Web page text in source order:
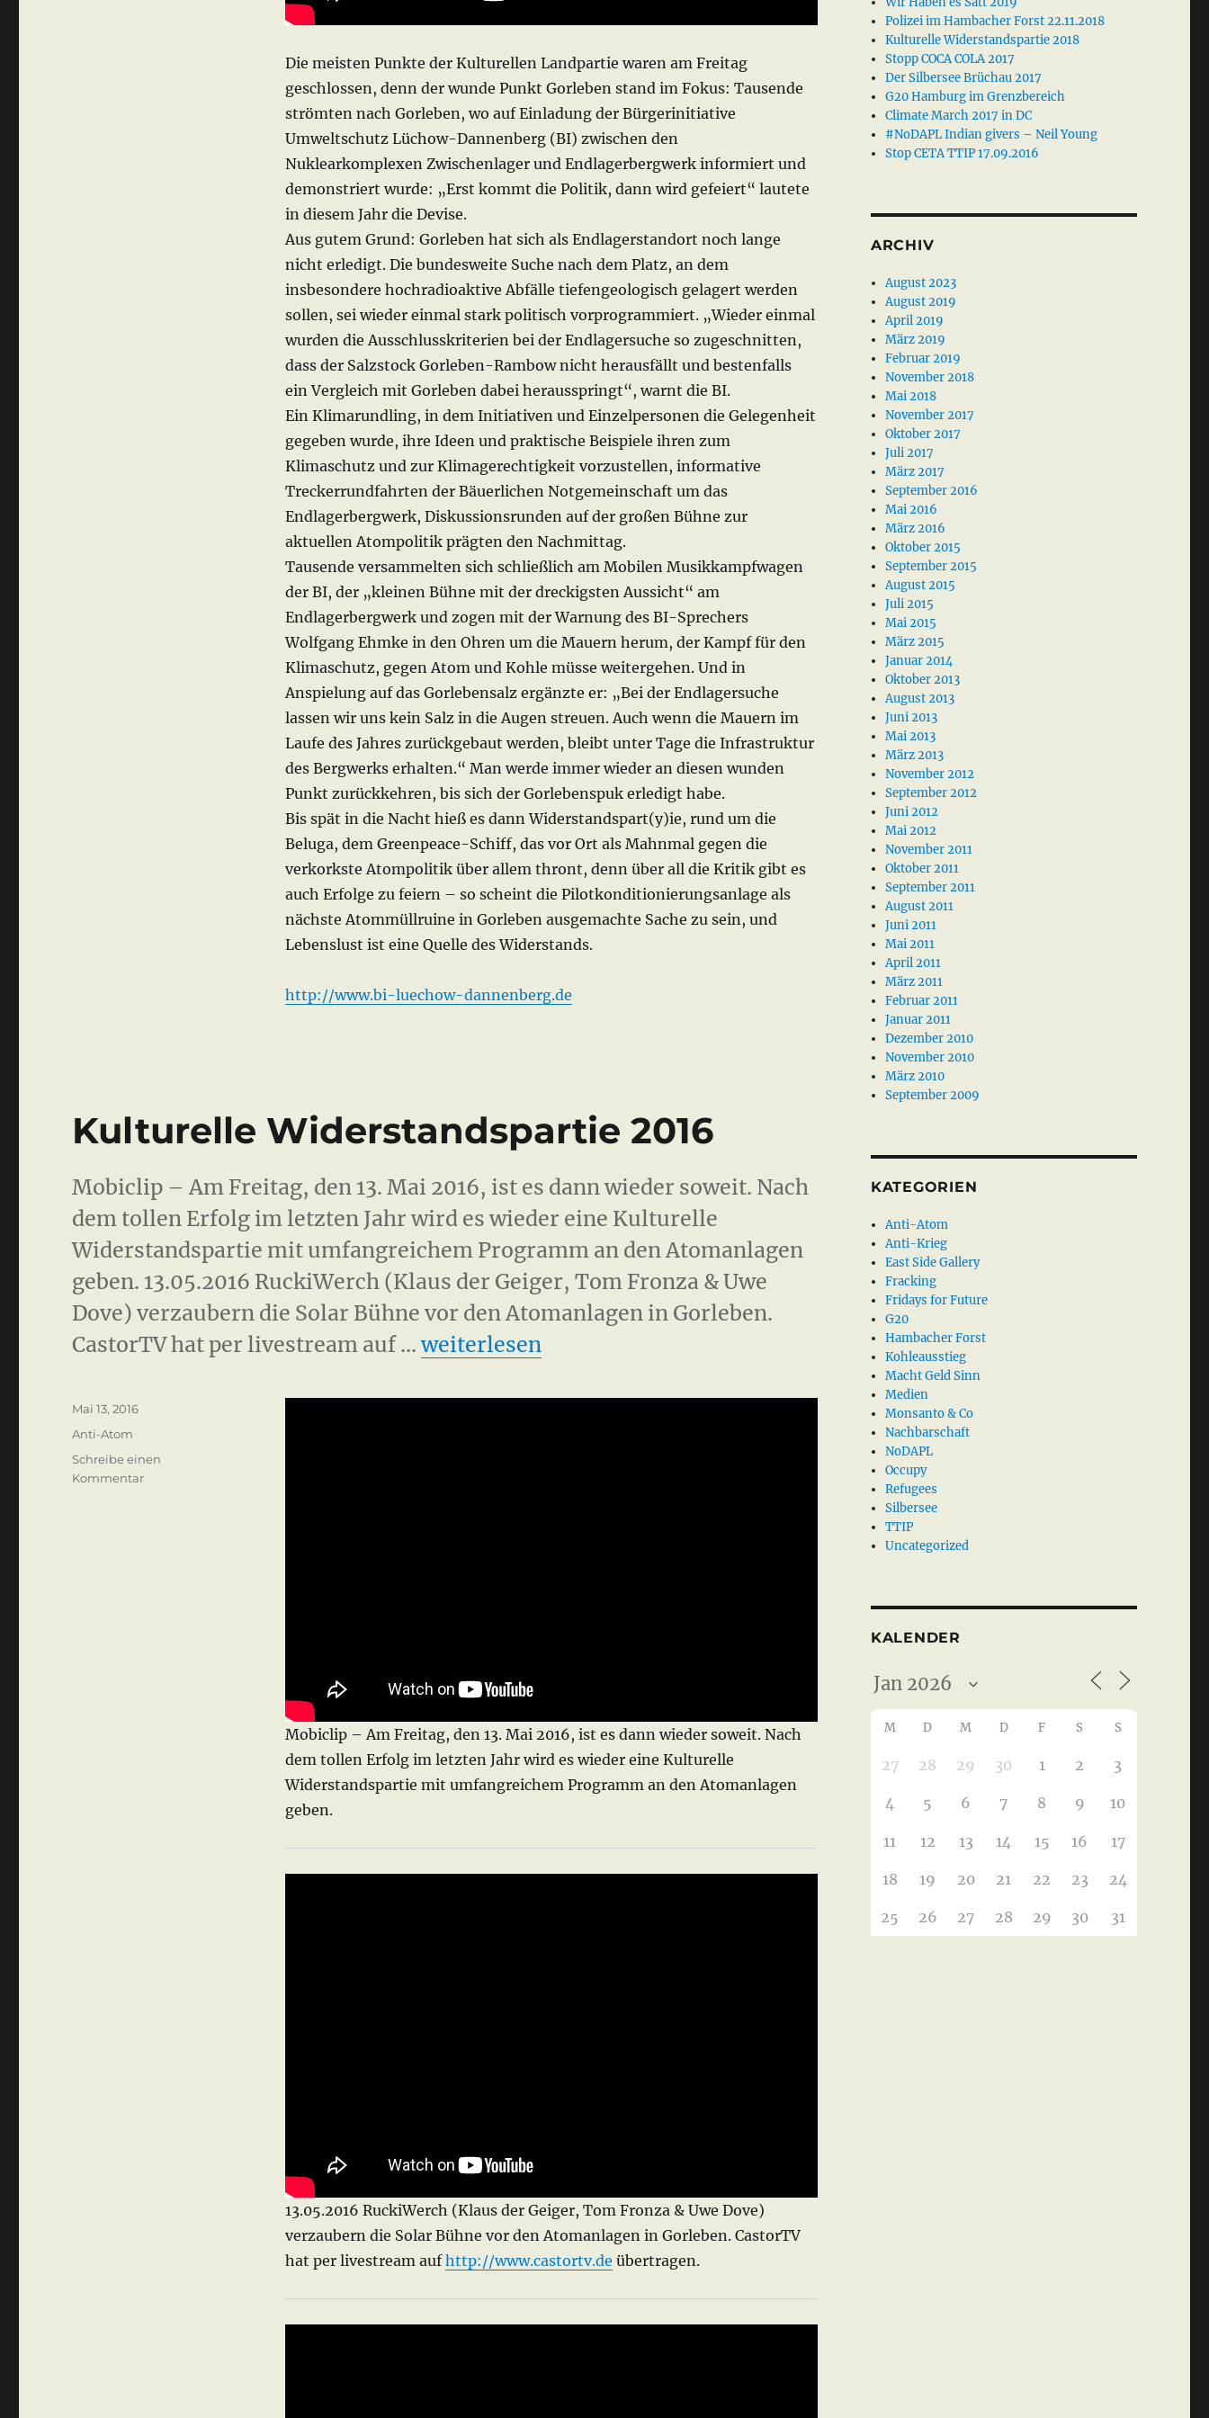
Die meisten Punkte der Kulturellen Landpartie waren am Freitag
geschlossen, denn der wunde Punkt Gorleben stand im Fokus: Tausende
strömten nach Gorleben, wo auf Einladung der Bürgerinitiative
Umweltschutz Lüchow-Dannenberg (BI) zwischen den
Nuklearkomplexen Zwischenlager und Endlagerbergwerk informiert und
demonstriert wurde: „Erst kommt die Politik, dann wird gefeiert“ lautete
in diesem Jahr die Devise.
Aus gutem Grund: Gorleben hat sich als Endlagerstandort noch lange
nicht erledigt. Die bundesweite Suche nach dem Platz, an dem
insbesondere hochradioaktive Abfälle tiefengeologisch gelagert werden
sollen, sei wieder einmal stark politisch vorprogrammiert. „Wieder einmal
wurden die Ausschlusskriterien bei der Endlagersuche so zugeschnitten,
dass der Salzstock Gorleben-Rambow nicht herausfällt und bestenfalls
ein Vergleich mit Gorleben dabei herausspringt“, warnt die BI.
Ein Klimarundling, in dem Initiativen und Einzelpersonen die Gelegenheit
gegeben wurde, ihre Ideen und praktische Beispiele ihren zum
Klimaschutz und zur Klimagerechtigkeit vorzustellen, informative
Treckerrundfahrten der Bäuerlichen Notgemeinschaft um das
Endlagerbergwerk, Diskussionsrunden auf der großen Bühne zur
aktuellen Atompolitik prägten den Nachmittag.
Tausende versammelten sich schließlich am Mobilen Musikkampfwagen
der BI, der „kleinen Bühne mit der dreckigsten Aussicht“ am
Endlagerbergwerk und zogen mit der Warnung des BI-Sprechers
Wolfgang Ehmke in den Ohren um die Mauern herum, der Kampf für den
Klimaschutz, gegen Atom und Kohle müsse weitergehen. Und in
Anspielung auf das Gorlebensalz ergänzte er: „Bei der Endlagersuche
lassen wir uns kein Salz in die Augen streuen. Auch wenn die Mauern im
Laufe des Jahres zurückgebaut werden, bleibt unter Tage die Infrastruktur
des Bergwerks erhalten.“ Man werde immer wieder an diesen wunden
Punkt zurückkehren, bis sich der Gorlebenspuk erledigt habe.
Bis spät in die Nacht hieß es dann Widerstandspart(y)ie, rund um die
Beluga, dem Greenpeace-Schiff, das vor Ort als Mahnmal gegen die
verkorkste Atompolitik über allem thront, denn über all die Kritik gibt es
auch Erfolge zu feiern – so scheint die Pilotkonditionierungsanlage als
nächste Atommüllruine in Gorleben ausgemachte Sache zu sein, und
Lebenslust ist eine Quelle des Widerstands.
http://www.bi-luechow-dannenberg.de
Kulturelle Widerstandspartie 2016
Mobiclip – Am Freitag, den 13. Mai 2016, ist es dann wieder soweit. Nach
dem tollen Erfolg im letzten Jahr wird es wieder eine Kulturelle
Widerstandspartie mit umfangreichem Programm an den Atomanlagen
geben. 13.05.2016 RuckiWerch (Klaus der Geiger, Tom Fronza & Uwe
Dove) verzaubern die Solar Bühne vor den Atomanlagen in Gorleben.
CastorTV hat per livestream auf …„Kulturelle Widerstandspartie 2016“
weiterlesen
Mobiclip – Am Freitag, den 13. Mai 2016, ist es dann wieder soweit. Nach
dem tollen Erfolg im letzten Jahr wird es wieder eine Kulturelle
Widerstandspartie mit umfangreichem Programm an den Atomanlagen
geben.
13.05.2016 RuckiWerch (Klaus der Geiger, Tom Fronza & Uwe Dove)
verzaubern die Solar Bühne vor den Atomanlagen in Gorleben. CastorTV
hat per livestream aufhttp://www.castortv.de übertragen.
Veröffentlicht
Mai 13, 2016
Kategorien
Anti-Atom
Schreibe einen
Kommentarzu
Polizei im Hambacher Forst 22.11.2018
Kulturelle Widerstandspartie 2018
Stopp COCA COLA 2017
Der Silbersee Brüchau 2017
G20 Hamburg im Grenzbereich
Climate March 2017 in DC
#NoDAPL Indian givers – Neil Young
Stop CETA TTIP 17.09.2016
ARCHIV
August 2023
August 2019
April 2019
März 2019
Februar 2019
November 2018
Mai 2018
November 2017
Oktober 2017
Juli 2017
März 2017
September 2016
Mai 2016
März 2016
Oktober 2015
September 2015
August 2015
Juli 2015
Mai 2015
März 2015
Januar 2014
Oktober 2013
August 2013
Juni 2013
Mai 2013
März 2013
November 2012
September 2012
Juni 2012
Mai 2012
November 2011
Oktober 2011
September 2011
August 2011
Juni 2011
Mai 2011
April 2011
März 2011
Februar 2011
Januar 2011
Dezember 2010
November 2010
März 2010
September 2009
KATEGORIEN
Anti-Atom
Anti-Krieg
East Side Gallery
Fracking
Fridays for Future
G20
Hambacher Forst
Kohleausstieg
Macht Geld Sinn
Medien
Monsanto & Co
Nachbarschaft
NoDAPL
Occupy
Refugees
Silbersee
TTIP
Uncategorized
KALENDER
M D M D F S S
27 28 29 30 1 2 3
4 5 6 7 8 9 10
11 12 13 14 15 16 17
18 19 20 21 22 23 24
25 26 27 28 29 30 31